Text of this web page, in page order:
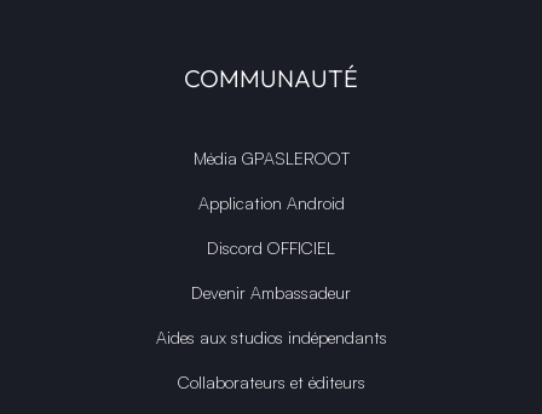
COMMUNAUTÉ
Média GPASLEROOT
Application Android
Discord OFFICIEL
Devenir Ambassadeur
Aides aux studios indépendants
Collaborateurs et éditeurs